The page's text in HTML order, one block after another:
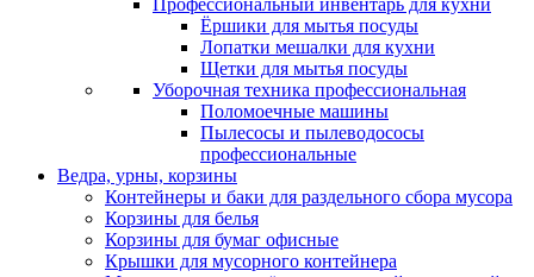
Профессиональный инвентарь для кухни
Ёршики для мытья посуды
Лопатки мешалки для кухни
Щетки для мытья посуды
Уборочная техника профессиональная
Поломоечные машины
Пылесосы и пылеводососы
профессиональные
Ведра, урны, корзины
Контейнеры и баки для раздельного сбора мусора
Корзины для белья
Корзины для бумаг офисные
Крышки для мусорного контейнера